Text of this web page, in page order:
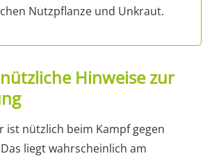
Nutzpflanze und Unkraut.
Hinweise zur
ist nützlich beim Kampf gegen
liegt wahrscheinlich am